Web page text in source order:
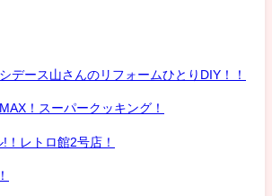
デース山さんのリフォームひとりDIY！！
！スーパークッキング！
！レトロ館2号店！